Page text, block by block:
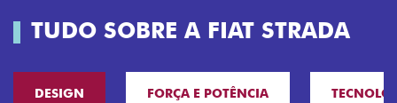
TUDO SOBRE A FIAT STRADA
DESIGN FORÇA E POTÊNCIA